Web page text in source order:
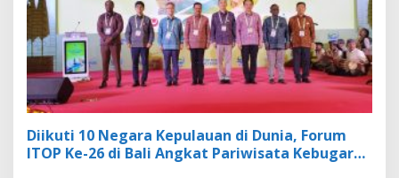
Diikuti 10 Negara Kepulauan di Dunia, Forum
ITOP Ke-26 di Bali Angkat Pariwisata Kebugaran